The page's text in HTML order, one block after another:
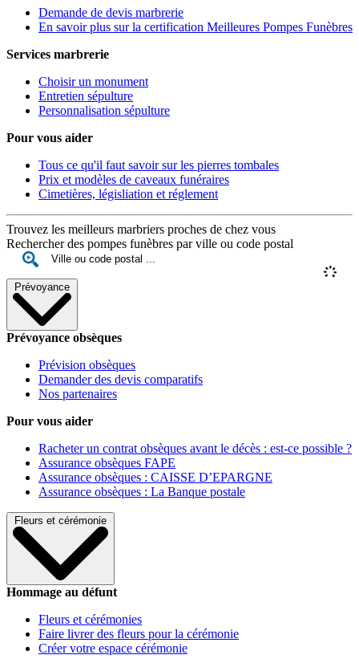
Demande de devis marbrerie
En savoir plus sur la certification Meilleures Pompes Funèbres
Services marbrerie
Choisir un monument
Entretien sépulture
Personnalisation sépulture
Pour vous aider
Tous ce qu'il faut savoir sur les pierres tombales
Prix et modèles de caveaux funéraires
Cimetières, législiation et réglement
Trouvez les meilleurs marbriers proches de chez vous
Rechercher des pompes funèbres par ville ou code postal
Prévoyance
Prévoyance obsèques
Prévision obsèques
Demander des devis comparatifs
Nos partenaires
Pour vous aider
Racheter un contrat obsèques avant le décès : est-ce possible ?
Assurance obsèques FAPE
Assurance obsèques : CAISSE D’EPARGNE
Assurance obsèques : La Banque postale
Fleurs et cérémonie
Hommage au défunt
Fleurs et cérémonies
Faire livrer des fleurs pour la cérémonie
Créer votre espace cérémonie